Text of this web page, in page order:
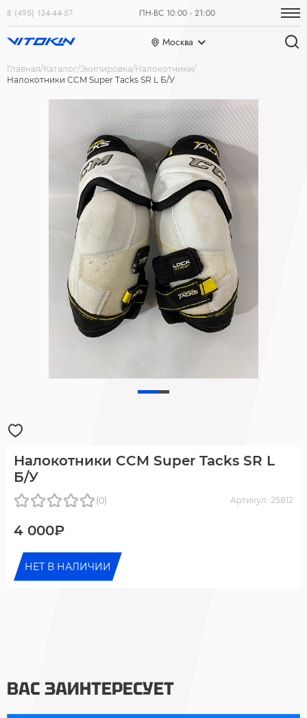
8 (495) 134-44-57 ПН-ВС 10:00 - 21:00
Москва
Главная Каталог Экипировка Налокотники
Налокотники CCM Super Tacks SR L Б/У
Налокотники CCM Super Tacks SR L
Б/У
(0) Артикул: 25812
4 000₽
НЕТ В НАЛИЧИИ
ВАС ЗАИНТЕРЕСУЕТ